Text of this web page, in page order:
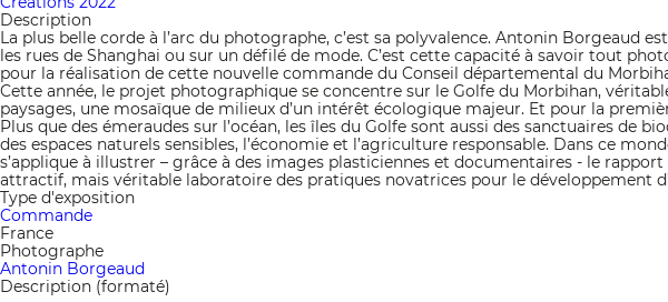
Description
La plus belle corde à l’arc du photographe, c’est sa polyvalence. Antonin Borgeaud
les rues de Shanghai ou sur un défilé de mode. C’est cette capacité à savoir tout
pour la réalisation de cette nouvelle commande du Conseil départemental du
Cette année, le projet photographique se concentre sur le Golfe du Morbihan,
paysages, une mosaïque de milieux d’un intérêt écologique majeur. Et pour la
Plus que des émeraudes sur l’océan, les îles du Golfe sont aussi des sanctuaires
des espaces naturels sensibles, l’économie et l’agriculture responsable. Dans ce
s’applique à illustrer – grâce à des images plasticiennes et documentaires - le
attractif, mais véritable laboratoire des pratiques novatrices pour le développement
Type d'exposition
Commande
France
Photographe
Antonin Borgeaud
Description (formaté)